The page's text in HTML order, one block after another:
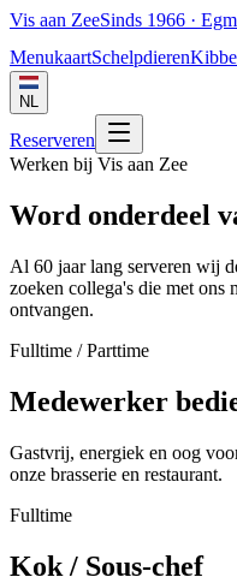
Vis aan ZeeSinds 1966 ·
MenukaartSchelpdieren
NL
Reserveren
Werken bij Vis aan Zee
Word onderdeel
Al 60 jaar lang serveren wij
zoeken collega's die met ons
ontvangen.
Fulltime / Parttime
Medewerker
Gastvrij, energiek en oog
onze brasserie en restaurant.
Fulltime
Kok / Sous-chef